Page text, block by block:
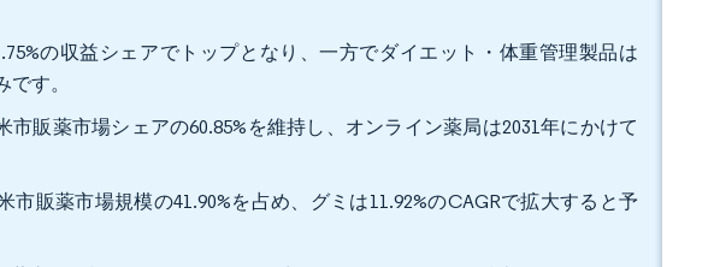
の収益シェアでトップとなり、一方でダイエット・体重管理製品は
す。
販薬市場シェアの60.85%を維持し、オンライン薬局は2031年にかけて
販薬市場規模の41.90%を占め、グミは11.92%のCAGRで拡大すると予